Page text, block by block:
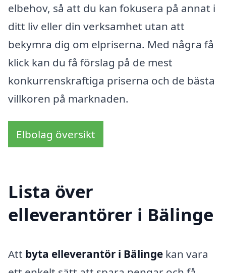
elbehov, så att du kan fokusera på annat i
ditt liv eller din verksamhet utan att
bekymra dig om elpriserna. Med några få
klick kan du få förslag på de mest
konkurrenskraftiga priserna och de bästa
villkoren på marknaden.
Elbolag översikt
Lista över
elleverantörer i Bälinge
Att byta elleverantör i Bälinge kan vara